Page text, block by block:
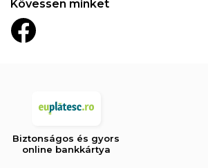
Kövessen minket
Biztonságos és gyors
online bankkártya